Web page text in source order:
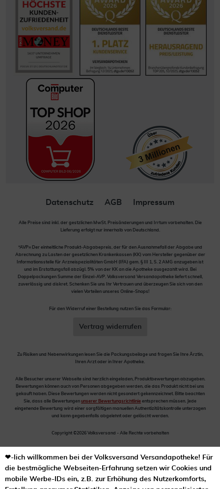
Datenschutz AGB Impressum
Alle Preise sind inkl. der gestzlichen MwSt. Preisänderungen und Irrtum vorbehalten. Die
Lieferung erfolgt nur innerhalb von Deutschland.
*AVP= Der einheitliche Produkt-Abgabepreis, der für den Ausnahmefall der Abgabe und
Abrechnung zu Lasten der gesetzlichen Krankenkassen (KK) vom Hersteller gegenüber der
Informationsstelle für Arzneispezialitäten GmbH (IFA) gem. § III 1, S. 2 AMG anzugeben ist
und im Erstattungsfall abzügl. 5% von der KK an die Apotheke ausgezahlt wird. Bei
Doppelpackungen Summe der Einzel-AVP. Volksversand Versandapotheke liefert schnell,
zuverlässig und diskret. Schenken Sie uns Ihr Vertrauen und überzeugen Sie sich von den
vielen Vorteilen unseres Online-Shops!
Für den Widerruf einer Bestellung nutzen Sie das Formular:
Vertrag widerrufen
Zu Risiken und Nebenwirkungen lesen Sie die Packungsbeilage und fragen Sie Ihre Ärztin,
Ihren Arzt oder in Ihrer Apotheke.
Alle Besucher unserer Webseite sind herzlich eingeladen, Produktbewertungen abzugeben.
Bewertungen können auch von Personen abgegeben werden, die das Produkt nicht bei uns
gekauft haben. Diese Bewertungen werden nicht gesondert gekennzeichnet. Bitte beachten
Sie, dass alle Bewertungen unserer Bewertungsrichtlinie entsprechen müssen. Jede
eingehende Bewertung wird einer sorgfältigen manuellen Authentizitätskontrolle unterzogen
und kann gegebenfalls abgelehnt oder gelöscht werden.
Copyright ©2026 Volksversand - Alle Rechte vorbehalten
❤-lich willkommen bei der Volksversand Versandapotheke! Für
die bestmögliche Webseiten-Erfahrung setzen wir Cookies und
mobile Werbe-IDs ein, z.B. zur Erhöhung des Nutzerkomforts,